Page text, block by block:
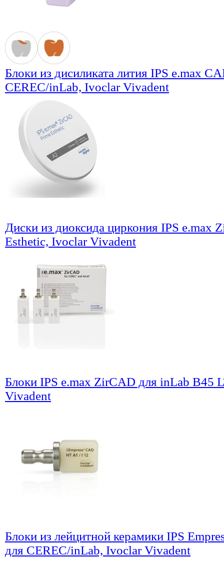
Блоки из дисиликата лития IPS e.max
CEREC/inLab, Ivoclar Vivadent
Диски из диоксида циркония IPS e.max
Esthetic, Ivoclar Vivadent
Блоки IPS e.max ZirCAD для inLab B45
Vivadent
Блоки из лейцитной керамики IPS
для CEREC/inLab, Ivoclar Vivadent